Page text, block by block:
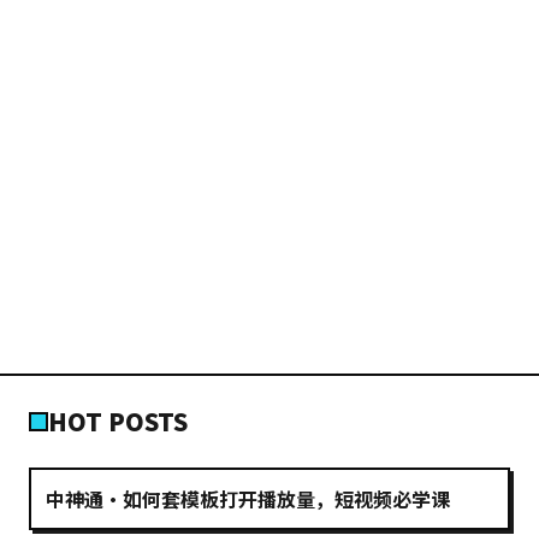
HOT POSTS
中神通·如何套模板打开播放量，短视频必学课